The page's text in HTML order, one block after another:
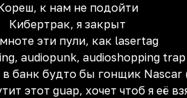
к нам не подойти
Кибертрак, я закрыт
эти пули, как lasertag
audiopunk, audioshopping trap
банк будто бы гонщик
этот guap, хочет чтоб я её